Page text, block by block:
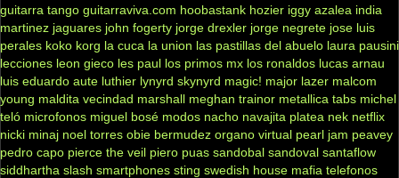
guitarra tango guitarraviva.com hoobastank hozier iggy azalea india
martinez jaguares john fogerty jorge drexler jorge negrete jose luis
perales koko korg la cuca la union las pastillas del abuelo laura pausini
lecciones leon gieco les paul los primos mx los ronaldos lucas arnau
luis eduardo aute luthier lynyrd skynyrd magic! major lazer malcom
young maldita vecindad marshall meghan trainor metallica tabs michel
teló microfonos miguel bosé modos nacho navajita platea nek netflix
nicki minaj noel torres obie bermudez organo virtual pearl jam peavey
pedro capo pierce the veil piero puas sandobal sandoval santaflow
siddhartha slash smartphones sting swedish house mafia telefonos